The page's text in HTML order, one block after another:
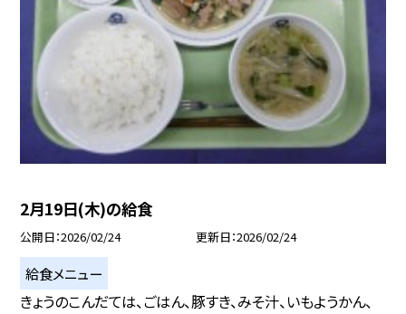
2月19日(木)の給食
公開日 2026/02/24 更新日 2026/02/24
給食メニュー
きょうのこんだては、ごはん、豚すき、みそ汁、いもようかん、